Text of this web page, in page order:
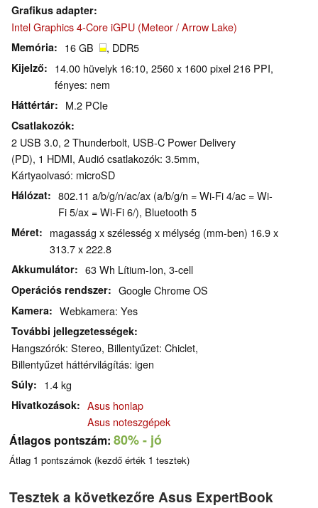
Grafikus adapter
Intel Graphics 4-Core iGPU (Meteor / Arrow Lake)
Memória 16 GB , DDR5
Kijelző
14.00 hüvelyk 16:10, 2560 x 1600 pixel 216 PPI,
fényes: nem
Háttértár M.2 PCIe
Csatlakozók
2 USB 3.0, 2 Thunderbolt, USB-C Power Delivery
(PD), 1 HDMI, Audió csatlakozók: 3.5mm,
Kártyaolvasó: microSD
Hálózat
802.11 a/b/g/n/ac/ax (a/b/g/n = Wi-Fi 4/ac = Wi-
Fi 5/ax = Wi-Fi 6/), Bluetooth 5
Méret
magasság x szélesség x mélység (mm-ben) 16.9 x
313.7 x 222.8
Akkumulátor 63 Wh Lítium-Ion, 3-cell
Operációs rendszer Google Chrome OS
Kamera Webkamera: Yes
További jellegzetességek
Hangszórók: Stereo, Billentyűzet: Chiclet,
Billentyűzet háttérvilágítás: igen
Súly 1.4 kg
Hivatkozások
Asus honlap
Asus noteszgépek
Átlagos pontszám: 80%- jó
Átlag 1 pontszámok (kezdő érték 1 tesztek)
Tesztek a következőre Asus ExpertBook